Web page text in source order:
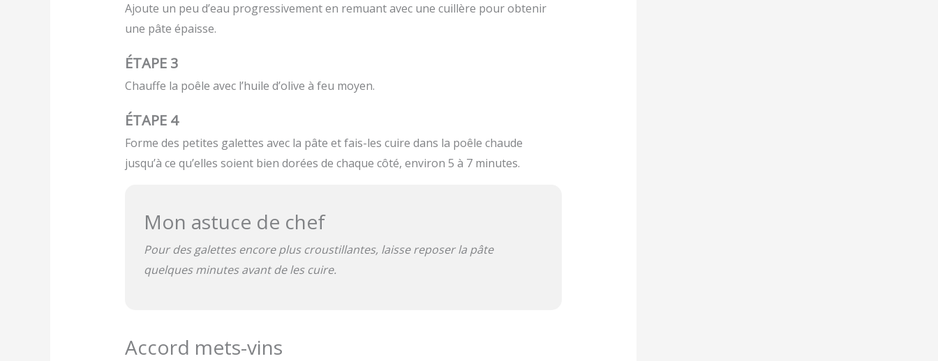
Ajoute un peu d’eau progressivement en remuant avec une cuillère pour obtenir
une pâte épaisse.
ÉTAPE 3
Chauffe la poêle avec l’huile d’olive à feu moyen.
ÉTAPE 4
Forme des petites galettes avec la pâte et fais-les cuire dans la poêle chaude
jusqu’à ce qu’elles soient bien dorées de chaque côté, environ 5 à 7 minutes.
Mon astuce de chef
Pour des galettes encore plus croustillantes, laisse reposer la pâte
quelques minutes avant de les cuire.
Accord mets-vins